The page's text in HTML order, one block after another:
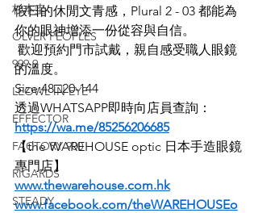
杉本圭
OLVER PEOPLES
999.9
LEOWL IN EYE
EFFECTOR
FACTORY 900
RIGARDS
STEADY
假日的休閒文青感，Plural 2 - 03 都能為
你的眼神增添一份從容與自信。
歡迎預約門市試戴，親自感受職人眼鏡
的溫度。
Size:48□20-144
透過WHATSAPP即時向店員查詢：
https://wa.me/85256206685
【the WAREHOUSE optic 日本手造眼鏡
專門店】
www.thewarehouse.com.hk
www.facebook.com/theWAREHOUSEo